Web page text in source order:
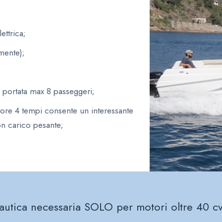
max 8 passeggeri;
4 tempi consente un interessante
carico pesante;
necessaria SOLO per motori oltre 40